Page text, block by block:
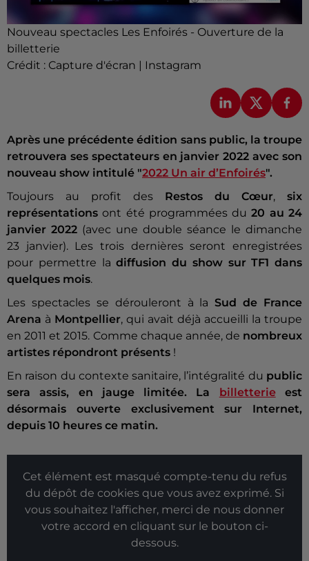
Nouveau spectacles Les Enfoirés - Ouverture de la
billetterie
Crédit : Capture d'écran | Instagram
Après une précédente édition sans public, la troupe
retrouvera ses spectateurs en janvier 2022 avec son
nouveau show intitulé "2022 Un air d’Enfoirés".
Toujours au profit des Restos du Cœur, six
représentations ont été programmées du20 au 24
janvier 2022 (avec une double séance le dimanche
23 janvier). Les trois dernières seront enregistrées
pour permettre ladiffusion du show sur TF1 dans
quelques mois.
Les spectacles se dérouleront à laSud de France
Arena à Montpellier, qui avait déjà accueilli la troupe
en 2011 et 2015. Comme chaque année, de nombreux
artistes répondront présents !
En raison du contexte sanitaire, l’intégralité du public
sera assis, en jauge limitée. La
billetterieest
désormais ouverte exclusivement sur Internet,
depuis 10 heures ce matin.
Cet élément est masqué compte-tenu du refus
du dépôt de cookies que vous avez exprimé. Si
vous souhaitez l'afficher, merci de nous donner
votre accord en cliquant sur le bouton ci-
dessous.